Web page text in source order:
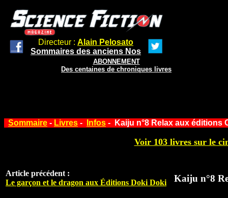
Directeur : Alain Pelosato
Sommaires des anciens Nos
ABONNEMENT
Des centaines de chroniques livres
Sommaire - Livres - Infos - Kaiju n°8 Relax aux éditions
Voir 103 livres sur le
Article précédent :
Le garçon et le dragon aux Éditions Doki Doki
Kaiju n°8